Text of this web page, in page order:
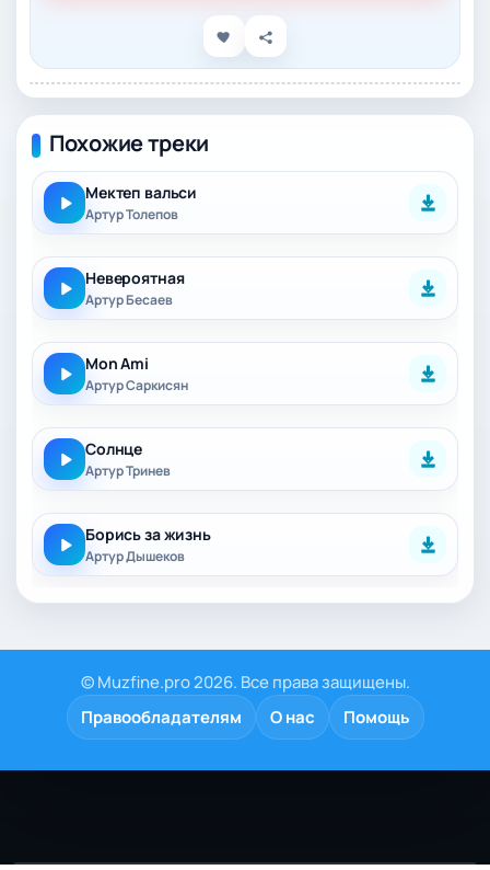
Похожие треки
Мектеп вальси
Артур Толепов
Невероятная
Артур Бесаев
Mon Ami
Артур Саркисян
Солнце
Артур Тринев
Борись за жизнь
Артур Дышеков
© Muzfine.pro 2026. Все права защищены.
Правообладателям
О нас Помощь